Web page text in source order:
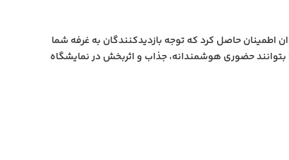
اطمینان حاصل کرد که توجه بازدیدکنندگان به غرفه شما
بتوانند حضوری هوشمندانه، جذاب و اثربخش در نمایشگاه